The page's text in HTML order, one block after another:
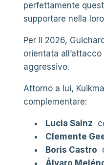
perfettamente
supportare nella
Per il 2026,
orientata
aggressivo.
Attorno a lui,
complementare:
Lucia Sainz
Clemente
Boris Castro